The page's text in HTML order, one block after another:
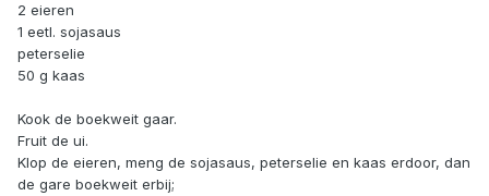
2 eieren
1 eetl. sojasaus
peterselie
50 g kaas
Kook de boekweit gaar.
Fruit de ui.
Klop de eieren, meng de sojasaus, peterselie en kaas erdoor, dan
de gare boekweit erbij;